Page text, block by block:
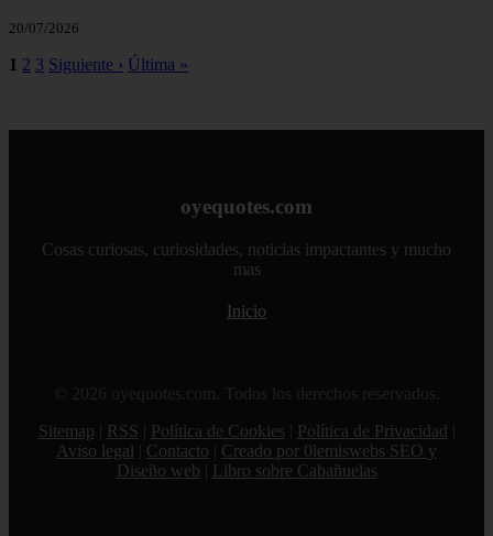
20/07/2026
1 2 3 Siguiente › Última »
oyequotes.com
Cosas curiosas, curiosidades, noticias impactantes y mucho
mas
Inicio
© 2026 oyequotes.com. Todos los derechos reservados.
Sitemap
RSS Política de Cookies Política de Privacidad
Aviso legal
Contacto
Creado por 0lemiswebs SEO y
Diseño web
Libro sobre Cabañuelas